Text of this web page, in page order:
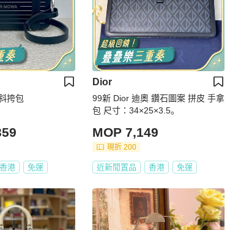
子斜挎包
香港 免運
Dior
99新 Dior 迪奧 鑽石圖案 拼皮 手拿
包 尺寸：34×25×3.5。
MOP 7,149
現折 200
近新閒置品 香港 免運